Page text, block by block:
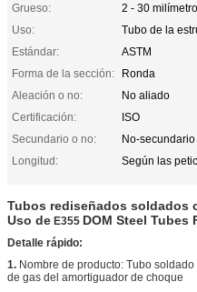
Grueso:
2 - 30
Uso:
Tubo de la
Estándar:
ASTM
Forma de la sección:
Ronda
Aleación o no:
No aliado
Certificación:
ISO
Secundario o no:
No-secundario
Longitud:
Según las
Tubos rediseñados soldados
Uso de E355 DOM Steel Tubes
Detalle rápido:
1. Nombre de producto: Tubo
de gas del amortiguador de choque